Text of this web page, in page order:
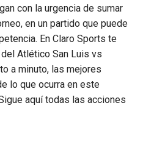
con la urgencia de sumar
en un partido que puede
En Claro Sports te
Atlético San Luis vs
a minuto, las mejores
lo que ocurra en este
aquí todas las acciones